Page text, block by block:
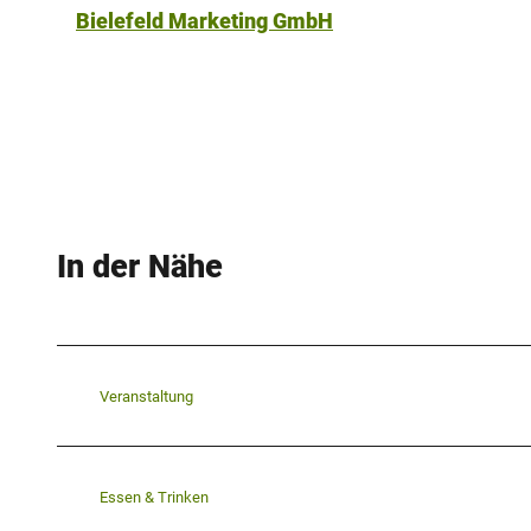
Bielefeld Marketing GmbH
In der Nähe
Veranstaltung
Essen & Trinken